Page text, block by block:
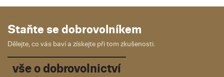
Staňte se dobrovolníkem
Dělejte, co vás baví a získejte při tom zkušenosti.
vše o dobrovolnictví